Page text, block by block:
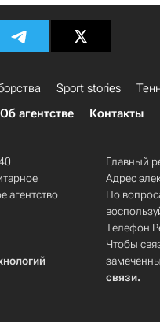
Sport stories
Об агентстве Контакты
агентство
Главный
Адрес
По
Телефон
Чтобы
связи.